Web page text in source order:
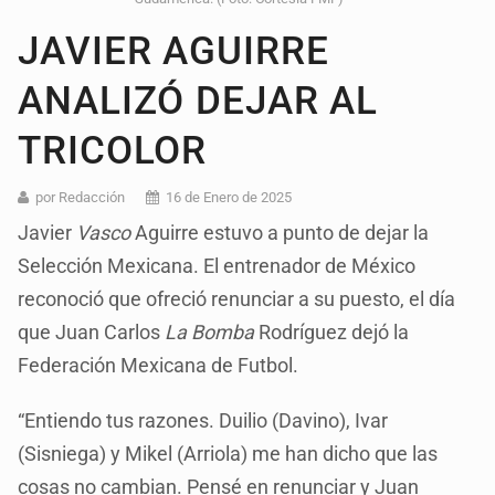
JAVIER AGUIRRE
ANALIZÓ DEJAR AL
TRICOLOR
por Redacción 16 de Enero de 2025
Javier VascoAguirre estuvo a punto de dejar la
Selección Mexicana. El entrenador de México
reconoció que ofreció renunciar a su puesto, el día
que Juan Carlos La BombaRodríguez dejó la
Federación Mexicana de Futbol.
“Entiendo tus razones. Duilio (Davino), Ivar
(Sisniega) y Mikel (Arriola) me han dicho que las
cosas no cambian. Pensé en renunciar y Juan